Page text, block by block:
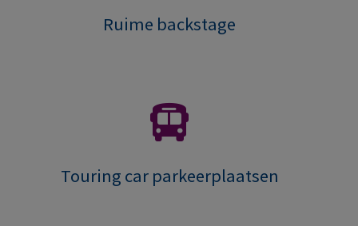
Ruime backstage
Touring car parkeerplaatsen